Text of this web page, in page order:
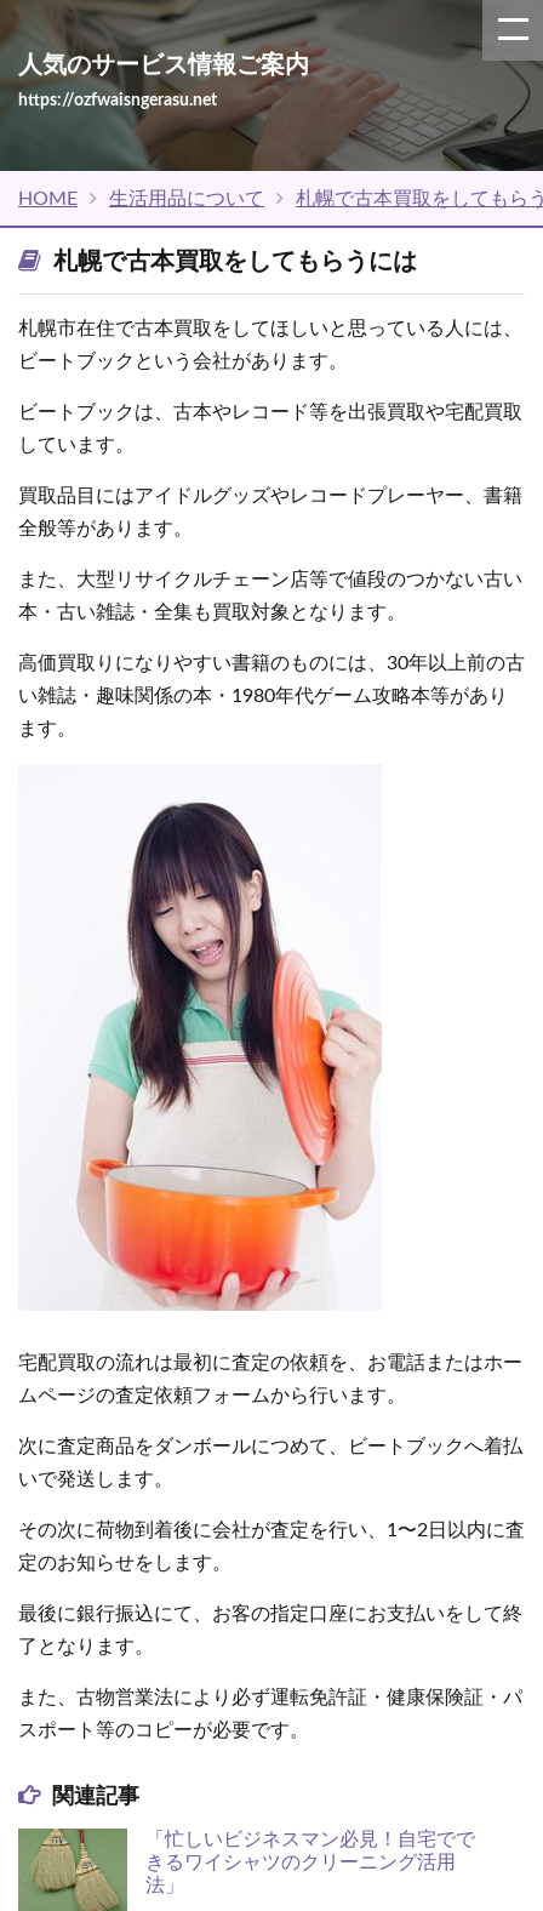
人気のサービス情報ご案内
https://ozfwaisngerasu.net
HOME 生活用品について 札幌で古本買取をしてもら
札幌で古本買取をしてもらうには
札幌市在住で古本買取をしてほしいと思っている人には、
ビートブックという会社があります。
ビートブックは、古本やレコード等を出張買取や宅配買取
しています。
買取品目にはアイドルグッズやレコードプレーヤー、書籍
全般等があります。
また、大型リサイクルチェーン店等で値段のつかない古い
本・古い雑誌・全集も買取対象となります。
高価買取りになりやすい書籍のものには、30年以上前の古
い雑誌・趣味関係の本・1980年代ゲーム攻略本等があり
ます。
宅配買取の流れは最初に査定の依頼を、お電話またはホー
ムページの査定依頼フォームから行います。
次に査定商品をダンボールにつめて、ビートブックへ着払
いで発送します。
その次に荷物到着後に会社が査定を行い、1〜2日以内に査
定のお知らせをします。
最後に銀行振込にて、お客の指定口座にお支払いをして終
了となります。
また、古物営業法により必ず運転免許証・健康保険証・パ
スポート等のコピーが必要です。
関連記事
「忙しいビジネスマン必見！自宅でで
きるワイシャツのクリーニング活用
法」